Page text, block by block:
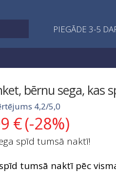
PIEGĀDE 3-5
bērnu sega, kas
4,2/5,0
€Current
price
is:
(-28%)
spīd tumsā naktī!
tumsā naktī pēc